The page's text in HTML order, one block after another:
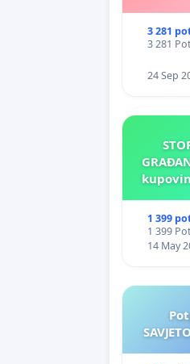
3 281
3 281
24 Sep
1 399
1 399
14 May